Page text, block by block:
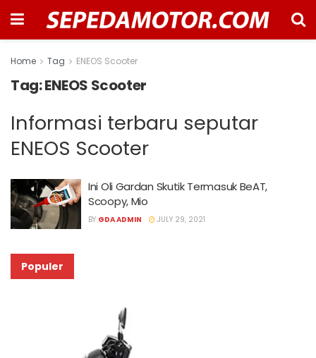
Home Tag ENEOS Scooter
Tag:ENEOS Scooter
Informasi terbaru seputar
ENEOS Scooter
Ini Oli Gardan Skutik Termasuk BeAT,
Scoopy, Mio
BY GDA ADMIN JULY 29, 2021
Populer